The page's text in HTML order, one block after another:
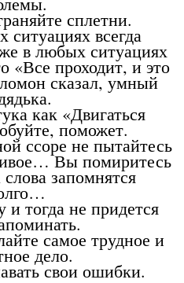
сплетни.
всегда
в любых ситуациях
«Все проходит, и это
сказал, умный
как «Двигаться
поможет.
ссоре не пытайтесь
Вы помиритесь
слова запомнятся
и тогда не придется
самое трудное и
дело.
свои ошибки.